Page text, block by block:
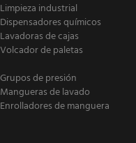
Limpieza industrial
Dispensadores químicos
Lavadoras de cajas
Volcador de paletas
Grupos de presión
Mangueras de lavado
Enrolladores de manguera